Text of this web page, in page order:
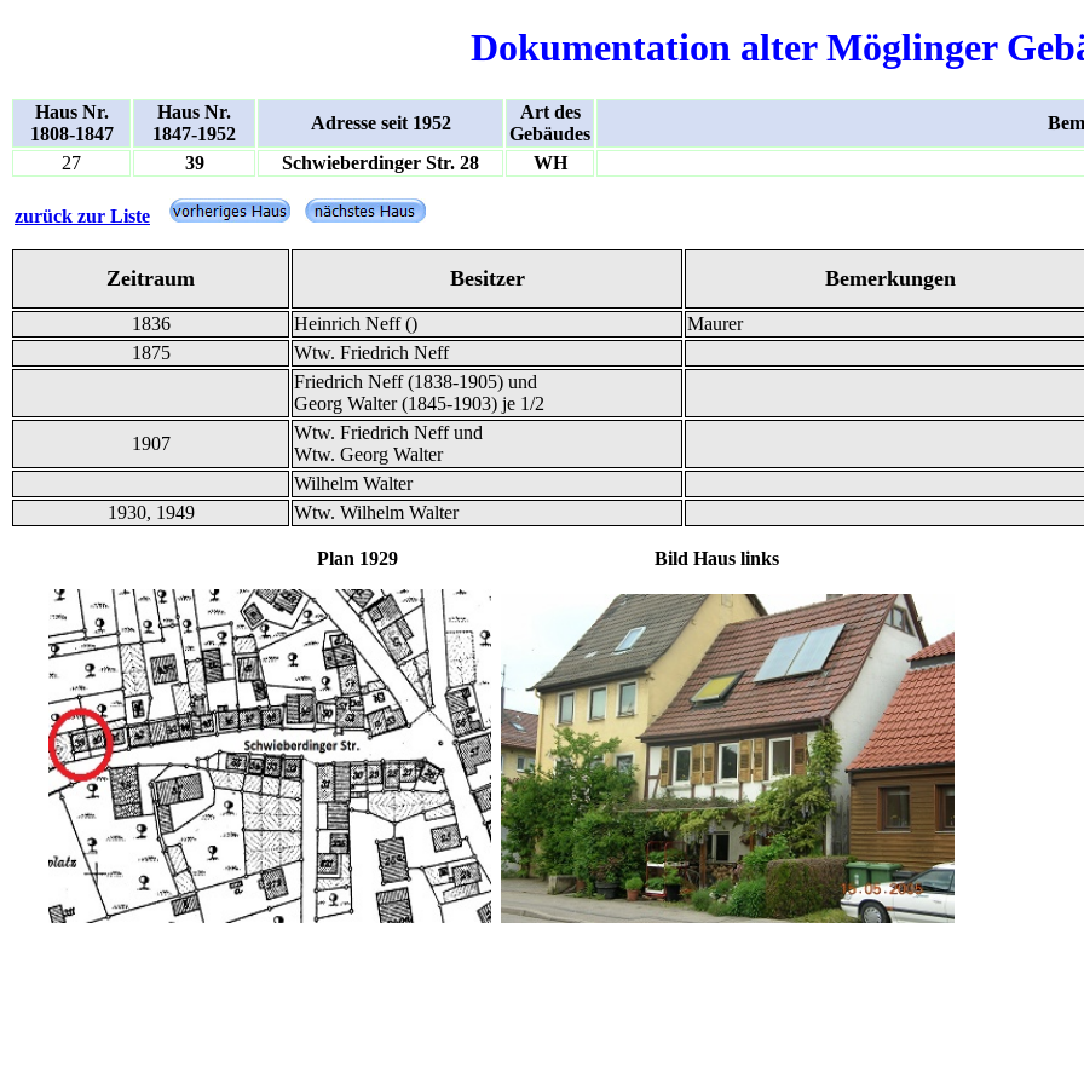
Dokumentation alter Möglinger
Haus Nr.
1808-1847
Haus Nr.
1847-1952
Adresse seit 1952
Art des
Gebäudes
27
39 Schwieberdinger Str. 28 WH
zurück zur Liste
Zeitraum Besitzer Bemerkungen
1836 Heinrich Neff ()
Maurer
1875
Wtw. Friedrich Neff
Friedrich Neff (1838-1905) und
Georg Walter (1845-1903) je 1/2
1907
Wtw. Friedrich Neff und
Wtw. Georg Walter
Wilhelm Walter
1930, 1949
Wtw. Wilhelm Walter
Plan 1929 Bild Haus links